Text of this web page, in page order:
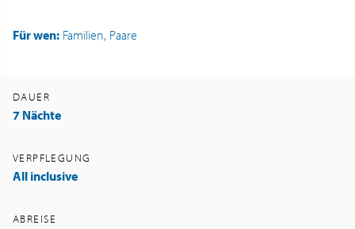
Für wen: Familien, Paare
DAUER
7 Nächte
VERPFLEGUNG
All inclusive
ABREISE